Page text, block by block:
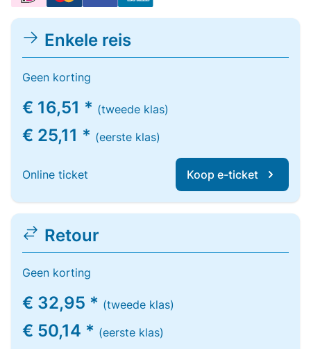
Enkele reis
Geen korting
€ 16,51 * (tweede klas)
€ 25,11 * (eerste klas)
Online ticket Koop e-ticket
Retour
Geen korting
€ 32,95 * (tweede klas)
€ 50,14 * (eerste klas)